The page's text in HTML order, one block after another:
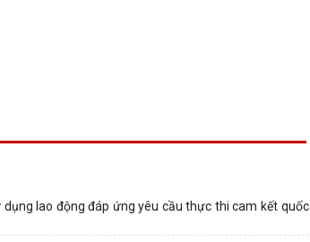
lao động đáp ứng yêu cầu thực thi cam kết quốc